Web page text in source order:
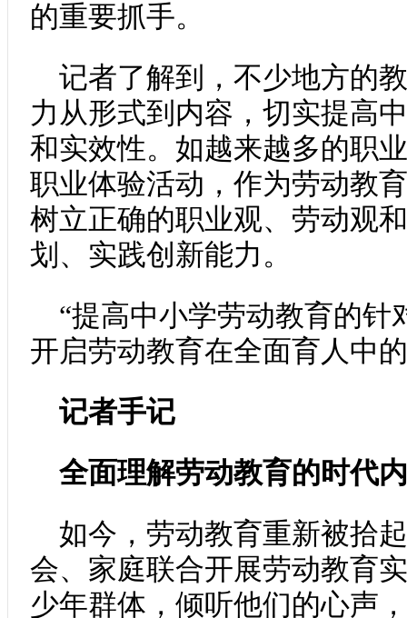
的重要抓手。
记者了解到，不少地方的
力从形式到内容，切实提高
和实效性。如越来越多的职
职业体验活动，作为劳动教
树立正确的职业观、劳动观
划、实践创新能力。
“提高中小学劳动教育的
开启劳动教育在全面育人中
记者手记
全面理解劳动教育的时代
如今，劳动教育重新被拾
会、家庭联合开展劳动教育
少年群体，倾听他们的心声